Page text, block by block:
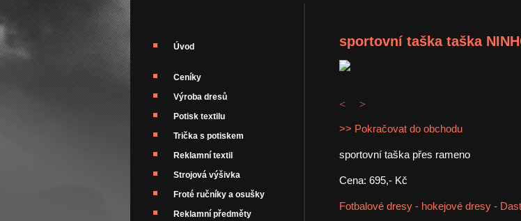
Úvod
Ceníky
Výroba dresů
Potisk textilu
Trička s potiskem
Reklamní textil
Strojová výšivka
Froté ručníky a osušky
Reklamní předměty
sportovní taška taška
< >
>> Pokračovat do obchodu
sportovní taška přes rameno
Cena: 695,- Kč
Fotbalové dresy - hokejové dresy -